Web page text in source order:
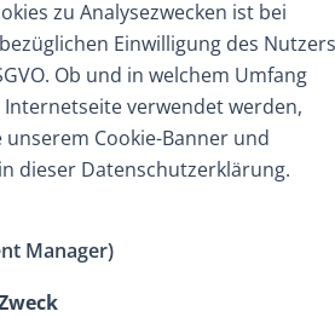
zu Analysezwecken ist bei
Einwilligung des Nutzers
Ob und in welchem Umfang
verwendet werden,
Cookie-Banner und
dieser Datenschutzerklärung.
Manager)